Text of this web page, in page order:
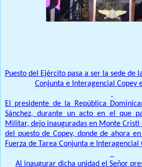
Puesto del Ejército pasa a ser la sede de
Conjunta e Interagencial Copey
El presidente de la República
Sánchez, durante un acto en el que
Militar, dejo inauguradas en Monte Cristi
del puesto de Copey, donde de ahora
Fuerza de Tarea Conjunta e Interagencial
Al inaugurar dicha unidad el Señor